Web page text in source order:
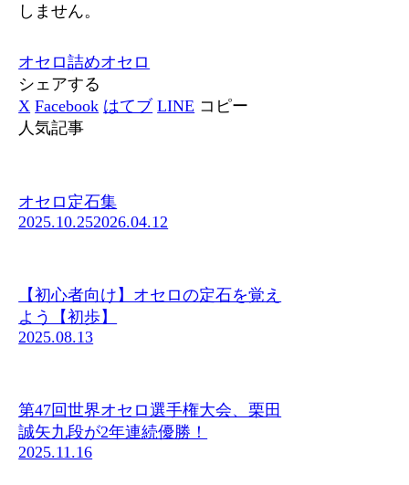
しません。
オセロ詰めオセロ
シェアする
X Facebook はてブ LINE コピー
人気記事
オセロ定石集
2025.10.252026.04.12
【初心者向け】オセロの定石を覚え
よう【初歩】
2025.08.13
第47回世界オセロ選手権大会、栗田
誠矢九段が2年連続優勝！
2025.11.16